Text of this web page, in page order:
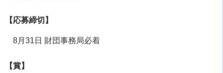
【応募締切】
8月31日 財団事務局必着
【賞】